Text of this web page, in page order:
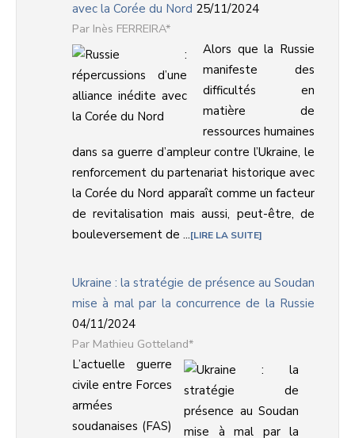
avec la Corée du Nord 25/11/2024
Inès FERREIRA*
Alors que la Russie
manifeste des
difficultés en
matière de
ressources humaines
dans sa guerre d’ampleur contre l’Ukraine, le
renforcement du partenariat historique avec
la Corée du Nord apparaît comme un facteur
de revitalisation mais aussi, peut-être, de
bouleversement de ... LIRE LA SUITE
Ukraine : la stratégie de présence au Soudan
mise à mal par la concurrence de la Russie
04/11/2024
Mathieu Gotteland*
L’actuelle guerre
civile entre Forces
armées
soudanaises (FAS)